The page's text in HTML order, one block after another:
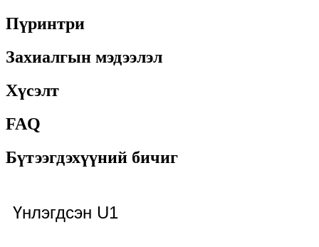
Пүринтри
Захиалгын мэдээлэл
Хүсэлт
FAQ
Бүтээгдэхүүний бичиг
Үнлэгдсэн U1